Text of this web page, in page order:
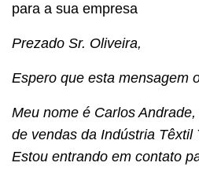
para a sua empresa
Prezado Sr. Oliveira,
Espero que esta mensagem
Meu nome é Carlos
de vendas da Indústria Têxtil
Estou entrando em contato